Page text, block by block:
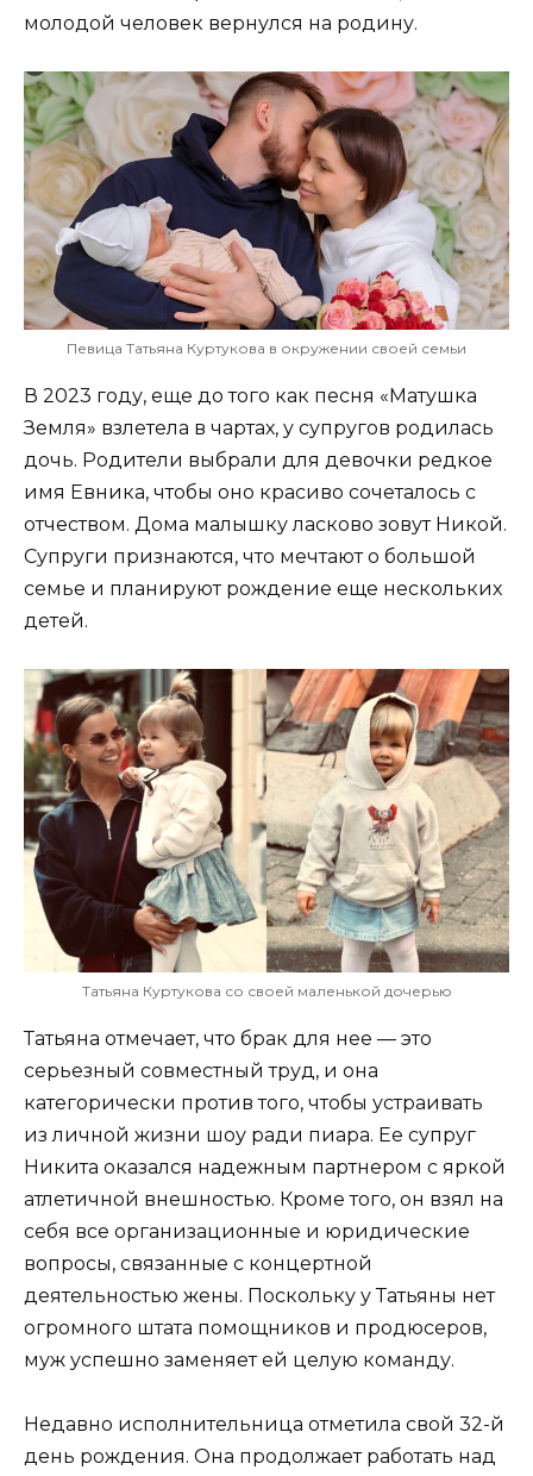
молодой человек вернулся на родину.
Певица Татьяна Куртукова в окружении своей семьи
В 2023 году, еще до того как песня «Матушка
Земля» взлетела в чартах, у супругов родилась
дочь. Родители выбрали для девочки редкое
имя Евника, чтобы оно красиво сочеталось с
отчеством. Дома малышку ласково зовут Никой.
Супруги признаются, что мечтают о большой
семье и планируют рождение еще нескольких
детей.
Татьяна Куртукова со своей маленькой дочерью
Татьяна отмечает, что брак для нее — это
серьезный совместный труд, и она
категорически против того, чтобы устраивать
из личной жизни шоу ради пиара. Ее супруг
Никита оказался надежным партнером с яркой
атлетичной внешностью. Кроме того, он взял на
себя все организационные и юридические
вопросы, связанные с концертной
деятельностью жены. Поскольку у Татьяны нет
огромного штата помощников и продюсеров,
муж успешно заменяет ей целую команду.
Недавно исполнительница отметила свой 32-й
день рождения. Она продолжает работать над